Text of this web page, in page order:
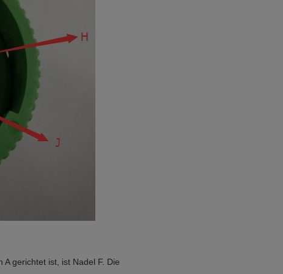
gerichtet ist, ist Nadel F. Die